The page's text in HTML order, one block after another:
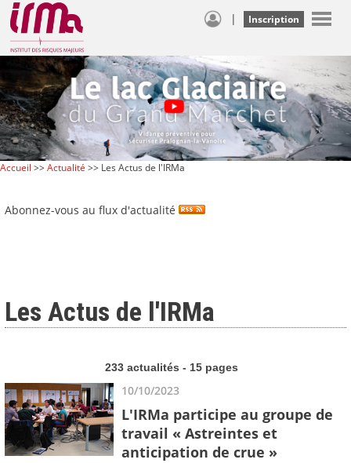
| Inscription
Accueil >>Actualité >> Les Actus de l'IRMa
Abonnez-vous au flux d'actualité
Les Actus de l'IRMa
233 actualités - 15 pages
10/10/2023
L'IRMa participe au groupe de
travail « Astreintes et
anticipation de crue »